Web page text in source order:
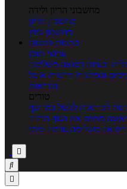
מחשבוני הריון ולידה
מחשבון הריון
מחשבון ביוץ
כתבות כתבות
ערוצי תוכן
ובעיות רפואה משלימה
והמלצות חדשות אוכל
ובריאות
טורים
לבריאות לבשל כמו שף
מזיזים את הגוף הרזיה
ורפואה משלימה גורמה ביתי


